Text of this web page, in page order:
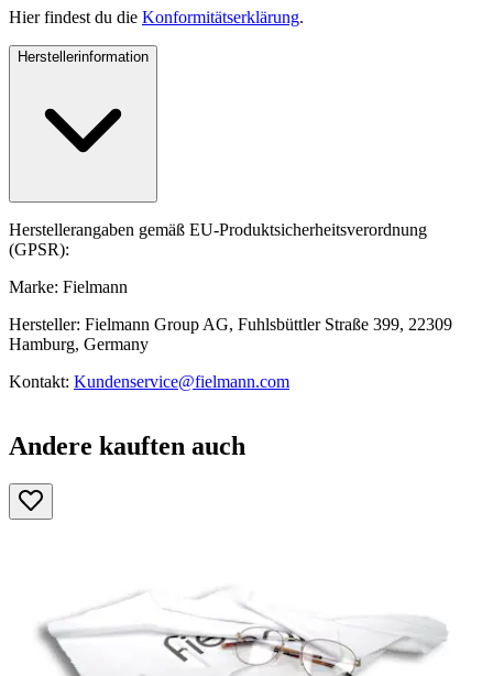
Hier findest du die Konformitätserklärung.
Herstellerinformation
Herstellerangaben gemäß EU-Produktsicherheitsverordnung
(GPSR):
Marke: Fielmann
Hersteller: Fielmann Group AG, Fuhlsbüttler Straße 399, 22309
Hamburg, Germany
Kontakt: Kundenservice@fielmann.com
Andere kauften auch